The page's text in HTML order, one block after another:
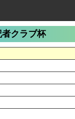
クラブ杯